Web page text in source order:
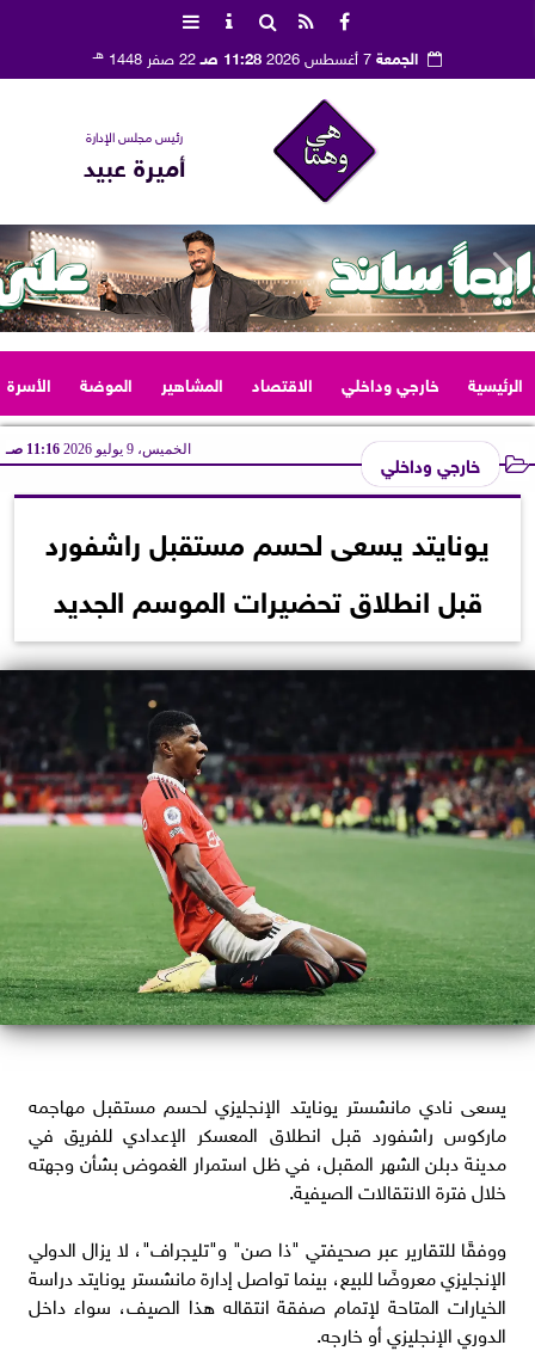
الجمعة 11:28 صـ 22 صفر 1448 هـ
رئيس مجلس الإدارة
أميرة عبيد
الرئيسية خارجي وداخلي الاقتصاد المشاهير الموضة الأسرة
خارجي وداخلي الخميس، 9 يوليو 2026 11:16 صـ
يونايتد يسعى لحسم مستقبل راشفورد
قبل انطلاق تحضيرات الموسم الجديد
يسعى نادي مانشستر يونايتد الإنجليزي لحسم مستقبل مهاجمه
ماركوس راشفورد قبل انطلاق المعسكر الإعدادي للفريق في
مدينة دبلن الشهر المقبل، في ظل استمرار الغموض بشأن وجهته
خلال فترة الانتقالات الصيفية.
ووفقًا للتقارير عبر صحيفتي "ذا صن" و"تليجراف"، لا يزال الدولي
الإنجليزي معروضًا للبيع، بينما تواصل إدارة مانشستر يونايتد دراسة
الخيارات المتاحة لإتمام صفقة انتقاله هذا الصيف، سواء داخل
الدوري الإنجليزي أو خارجه.